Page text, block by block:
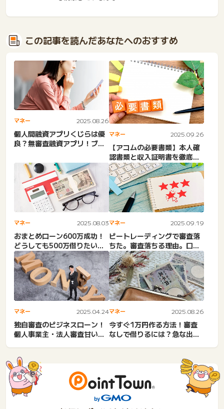
この記事を読んだあなたへのおすすめ
マネー 2025.08.26
個人間融資アプリくじらは優
良？無審査融資アプリ！ブラ
マネー 2025.09.26
【アコムの必要書類】本人確
認書類と収入証明書を徹底解
説！提出方法と注意点も紹介
マネー 2025.08.03
おまとめローン600万成功！
どうしても500万借りたい。
無職400万・5社以上...
マネー 2025.09.19
ビートレーディングで審査落
ちた。審査落ちる理由。口コ
ミ。違法・集団訴訟で裁
判？...
マネー 2025.04.24
独自審査のビジネスローン！
個人事業主・法人審査甘い！
マネー 2025.08.26
今すぐ1万円作る方法！審査
なしで借りるには？急な出費